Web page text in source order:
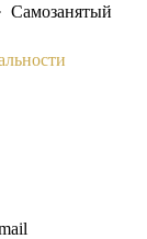
Самозанятый